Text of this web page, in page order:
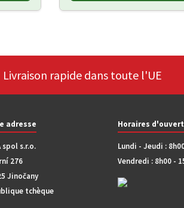
Livraison rapide dans toute l'UE
adresse
spol s.r.o.
276
Jinočany
tchèque
Horaires
Lundi - Jeudi :
Vendredi : 8h00 -